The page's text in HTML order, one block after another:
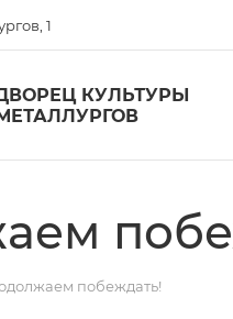
1
КУЛЬТУРЫ
побеждать!